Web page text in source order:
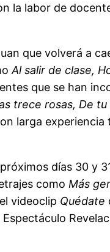
la labor de
que volverá a
Al salir de clase,
que se han
trece rosas, De
larga experiencia
días 30 y
como Más
videoclip Quédate